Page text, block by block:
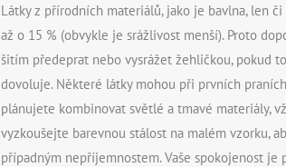
Látky z přírodních materiálů, jako je bavlna, len
až o 15 % (obvykle je srážlivost menší). Proto
šitím předeprat nebo vysrážet žehličkou, pokud
dovoluje. Některé látky mohou při prvních
plánujete kombinovat světlé a tmavé materiály,
vyzkoušejte barevnou stálost na malém vzorku,
případným nepříjemnostem. Vaše spokojenost je